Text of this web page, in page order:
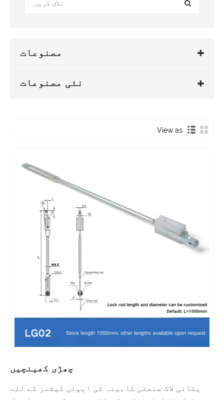
مصنوعات
نئی مصنوعات
View as
چھڑی کھینچیں
یٹائی لاک صنعتی کابینہ کی ایپلی کیشنز کے لئے